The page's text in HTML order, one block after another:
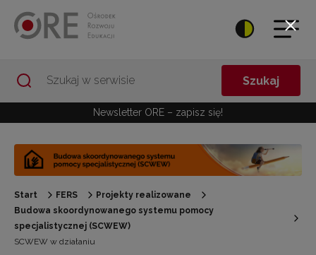
Szukaj
Newsletter ORE – zapisz się!
Start FERS
Projekty realizowane
Budowa skoordynowanego systemu pomocy
specjalistycznej (SCWEW)
SCWEW w działaniu